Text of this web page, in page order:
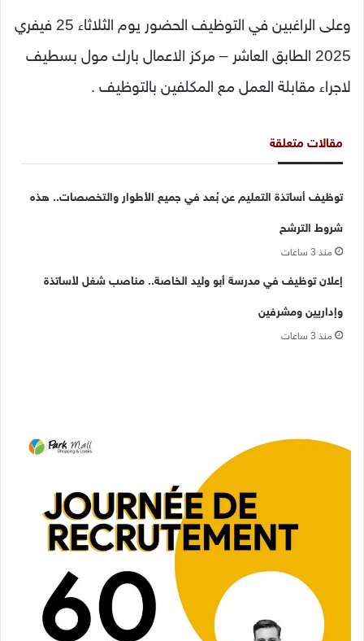
وعلى الراغبين في التوظيف الحضور يوم الثلاثاء 25 فيفري
2025 الطابق العاشر – مركز الاعمال بارك مول بسطيف
لاجراء مقابلة العمل مع المكلفين بالتوظيف .
مقالات متعلقة
توظيف أساتذة التعليم عن بُعد في جميع الأطوار والتخصصات.. هذه
شروط الترشح
منذ 3 ساعات
إعلان توظيف في مدرسة أبو وليد الخاصة.. مناصب شغل لأساتذة
وإداريين ومشرفين
منذ 3 ساعات